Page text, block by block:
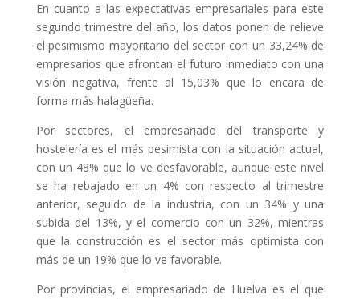
En cuanto a las expectativas empresariales para este
segundo trimestre del año, los datos ponen de relieve
el pesimismo mayoritario del sector con un 33,24% de
empresarios que afrontan el futuro inmediato con una
visión negativa, frente al 15,03% que lo encara de
forma más halagüeña.
Por sectores, el empresariado del transporte y
hostelería es el más pesimista con la situación actual,
con un 48% que lo ve desfavorable, aunque este nivel
se ha rebajado en un 4% con respecto al trimestre
anterior, seguido de la industria, con un 34% y una
subida del 13%, y el comercio con un 32%, mientras
que la construcción es el sector más optimista con
más de un 19% que lo ve favorable.
Por provincias, el empresariado de Huelva es el que